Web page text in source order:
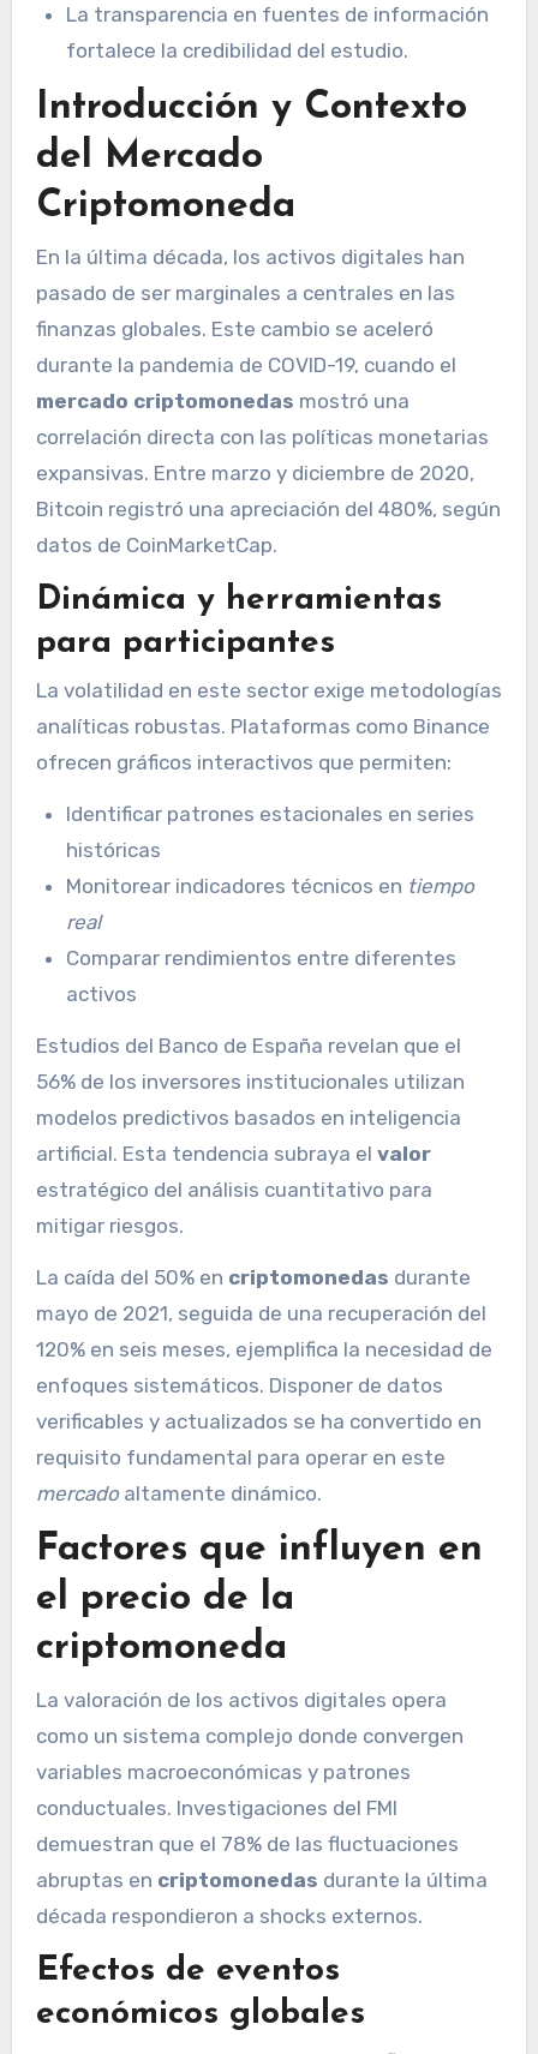
La transparencia en fuentes de información
fortalece la credibilidad del estudio.
Introducción y Contexto
del Mercado
Criptomoneda
En la última década, los activos digitales han
pasado de ser marginales a centrales en las
finanzas globales. Este cambio se aceleró
durante la pandemia de COVID-19, cuando el
mercado criptomonedas mostró una
correlación directa con las políticas monetarias
expansivas. Entre marzo y diciembre de 2020,
Bitcoin registró una apreciación del 480%, según
datos de CoinMarketCap.
Dinámica y herramientas
para participantes
La volatilidad en este sector exige metodologías
analíticas robustas. Plataformas como Binance
ofrecen gráficos interactivos que permiten:
Identificar patrones estacionales en series
históricas
Monitorear indicadores técnicos en tiempo
real
Comparar rendimientos entre diferentes
activos
Estudios del Banco de España revelan que el
56% de los inversores institucionales utilizan
modelos predictivos basados en inteligencia
artificial. Esta tendencia subraya el valor
estratégico del análisis cuantitativo para
mitigar riesgos.
La caída del 50% en criptomonedas durante
mayo de 2021, seguida de una recuperación del
120% en seis meses, ejemplifica la necesidad de
enfoques sistemáticos. Disponer de datos
verificables y actualizados se ha convertido en
requisito fundamental para operar en este
mercadoaltamente dinámico.
Factores que influyen en
el precio de la
criptomoneda
La valoración de los activos digitales opera
como un sistema complejo donde convergen
variables macroeconómicas y patrones
conductuales. Investigaciones del FMI
demuestran que el 78% de las fluctuaciones
abruptas en criptomonedas durante la última
década respondieron a shocks externos.
Efectos de eventos
económicos globales